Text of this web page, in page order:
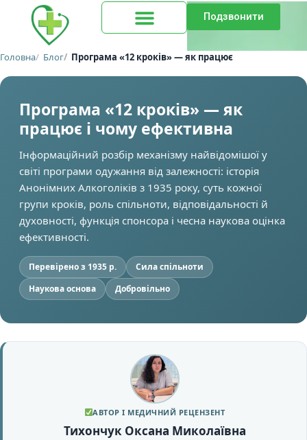
Подзвонити
Головна Блог Програма «12 кроків» — як працює
Програма «12 кроків» — як
працює і чому ефективна
Інформаційний розбір механізму найвідомішої у
світі програми одужання від залежності: історія
Анонімних Алкоголіків з 1935 року, суть кожної
групи кроків, роль спільноти, відповідальності й
духовності, функція спонсора і чесна наукова оцінка
ефективності.
Перевірено з 1935 р.
Сила спільноти
Наукова основа
Добровільно
АВТОР І МЕДИЧНИЙ РЕЦЕНЗЕНТ
Тихончук Оксана Миколаївна